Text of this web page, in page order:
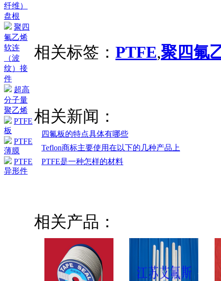
纤维）
盘根
聚四
氟乙烯
软连
（波
纹）接
件
超高
分子量
聚乙烯
PTFE
板
PTFE
薄膜
PTFE
异形件
相关标签： PTFE,聚四氟
相关新闻：
四氟板的特点具体有哪些
Teflon商标主要使用在以下的几种产品上
PTFE是一种怎样的材料
相关产品：